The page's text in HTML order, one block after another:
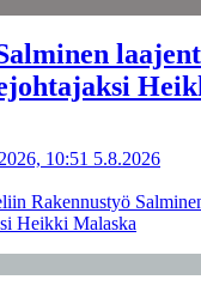
10:51 5.8.2026
Rakennustyö
Heikki Malaska